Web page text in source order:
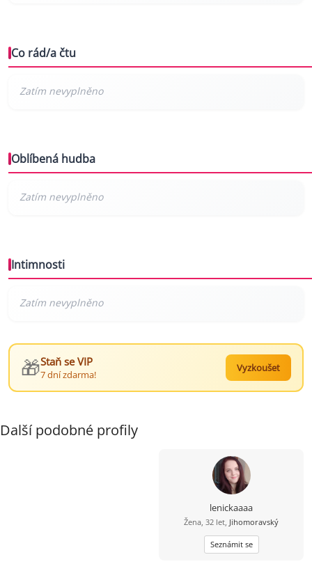
Co rád/a čtu
Oblíbená hudba
Intimnosti
🎁Staň se VIP
7 dní zdarma!
Vyzkoušet
Další podobné profily
lenickaaaa
Žena, 32 let, Jihomoravský
Seznámit se